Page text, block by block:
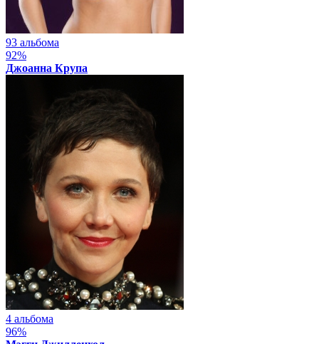
93 альбома
92%
Джоанна Крупа
4 альбома
96%